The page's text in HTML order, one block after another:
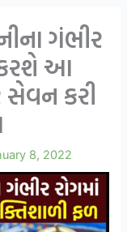
ગંભીર
કરશે આ
કરી
8, 2022